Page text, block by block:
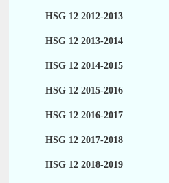
HSG 12 2012-2013
HSG 12 2013-2014
HSG 12 2014-2015
HSG 12 2015-2016
HSG 12 2016-2017
HSG 12 2017-2018
HSG 12 2018-2019